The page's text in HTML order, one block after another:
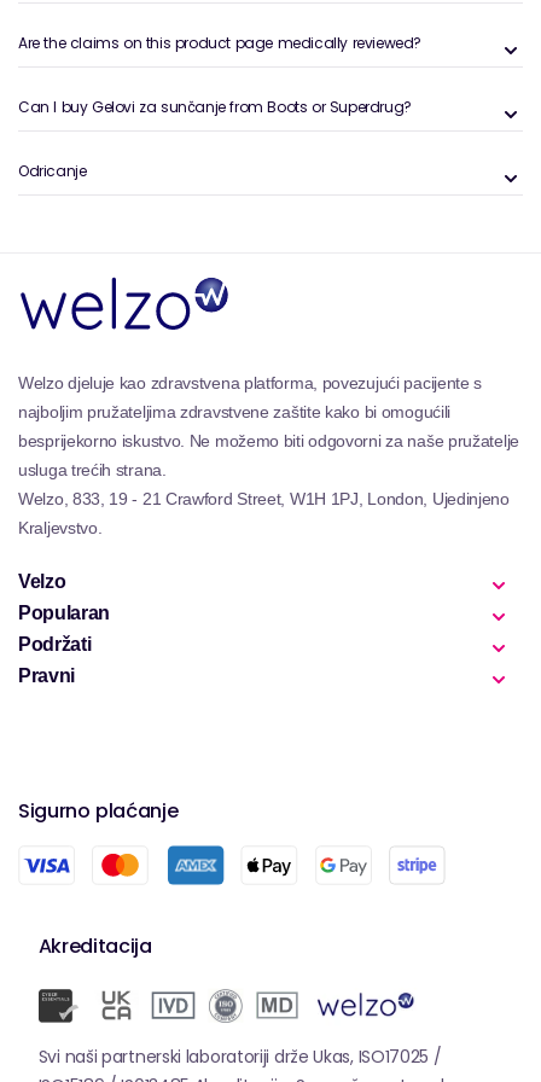
(dihidroksiaceton), bezbojni šećer koji djeluje s
privremeni preplanut. Općenito, gelovi za sunčanje
nude svestrano i prikladno rješenje za postizanje
ili metode samo-samo-tonkiranja, u skladu s širokim
Are the claims on this product page medically reviewed?
Can I buy Gelovi za sunčanje from Boots or Superdrug?
Odricanje
Welzo djeluje kao zdravstvena platforma, povezujući pacijente s
najboljim pružateljima zdravstvene zaštite kako bi omogućili
besprijekorno iskustvo. Ne možemo biti odgovorni za naše pružatelje
usluga trećih strana.
Welzo, 833, 19 - 21 Crawford Street, W1H 1PJ, London, Ujedinjeno
Kraljevstvo.
Velzo
Popularan
Podržati
Pravni
Sigurno plaćanje
Akreditacija
Svi naši partnerski laboratoriji drže Ukas, ISO17025 /